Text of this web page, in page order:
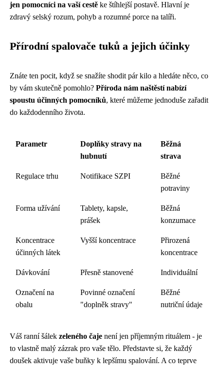
jen pomocníci na vaší cestě ke štíhlejší postavě. Hlavní je
zdravý selský rozum, pohyb a rozumné porce na talíři.
Přírodní spalovače tuků a jejich účinky
Znáte ten pocit, když se snažíte shodit pár kilo a hledáte něco, co
by vám skutečně pomohlo? Příroda nám naštěstí nabízí
spoustu účinných pomocníků, které můžeme jednoduše zařadit
do každodenního života.
Parametr
Doplňky stravy na
hubnutí
Běžná
strava
Regulace trhu Notifikace SZPI
Běžné
potraviny
Forma užívání
Tablety, kapsle,
prášek
Běžná
konzumace
Koncentrace
účinných látek
Vyšší koncentrace
Přirozená
koncentrace
Dávkování Přesně stanovené Individuální
Označení na
obalu
Povinné označení
"doplněk stravy"
Běžné
nutriční údaje
Váš ranní šálek zeleného čaje není jen příjemným rituálem - je
to vlastně malý zázrak pro vaše tělo. Představte si, že každý
doušek aktivuje vaše buňky k lepšímu spalování. A co teprve